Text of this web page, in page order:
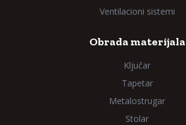
Ventilacioni sistemi
Obrada materijala
Ključar
Tapetar
Metalostrugar
Stolar